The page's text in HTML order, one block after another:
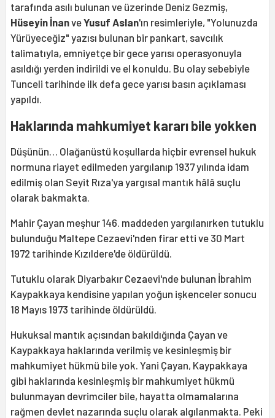
tarafında asılı bulunan ve üzerinde Deniz Gezmiş,
Hüseyin İnanveYusuf Aslan'ın resimleriyle, "Yolunuzda
Yürüyeceğiz" yazısı bulunan bir pankart, savcılık
talimatıyla, emniyetçe bir gece yarısı operasyonuyla
asıldığı yerden indirildi ve el konuldu. Bu olay sebebiyle
Tunceli tarihinde ilk defa gece yarısı basın açıklaması
yapıldı.
Haklarında mahkumiyet kararı bile yokken
Düşünün… Olağanüstü koşullarda hiçbir evrensel hukuk
normuna riayet edilmeden yargılanıp 1937 yılında idam
edilmiş olan Seyit Rıza'ya yargısal mantık hâlâ suçlu
olarak bakmakta.
Mahir Çayan meşhur 146. maddeden yargılanırken tutuklu
bulunduğu Maltepe Cezaevi'nden firar etti ve 30 Mart
1972 tarihinde Kızıldere'de öldürüldü.
Tutuklu olarak Diyarbakır Cezaevi'nde bulunan İbrahim
Kaypakkaya kendisine yapılan yoğun işkenceler sonucu
18 Mayıs 1973 tarihinde öldürüldü.
Hukuksal mantık açısından bakıldığında Çayan ve
Kaypakkaya haklarında verilmiş ve kesinleşmiş bir
mahkumiyet hükmü bile yok. Yani Çayan, Kaypakkaya
gibi haklarında kesinleşmiş bir mahkumiyet hükmü
bulunmayan devrimciler bile, hayatta olmamalarına
rağmen devlet nazarında suçlu olarak algılanmakta. Peki